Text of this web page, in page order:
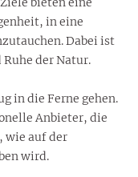
in eine
Dabei ist
der Natur.
in die Ferne gehen.
Anbieter, die
wie auf der
wird.